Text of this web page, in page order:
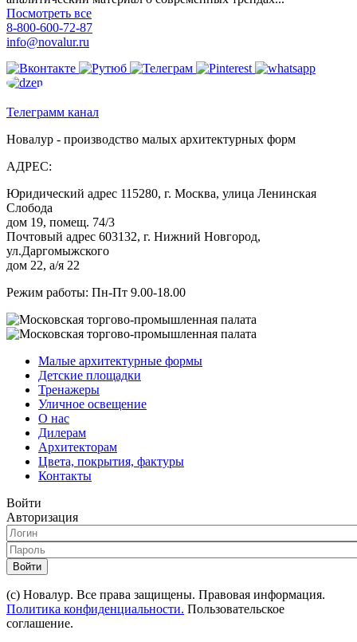
Посмотреть все
8-800-600-72-87
info@novalur.ru
Телеграмм канал
Новалур - производство малых архитектурных форм
АДРЕС:
Юридический адрес 115280, г. Москва, улица Ленинская
Слобода
дом 19, помещ. 74/3
Почтовый адрес 603132, г. Нижний Новгород,
ул.Даргомыжского
дом 22, а/я 22
Режим работы: Пн-Пт 9.00-18.00
Малые архитектурные формы
Детские площадки
Тренажеры
Уличное освещение
О нас
Дилерам
Архитекторам
Цвета, покрытия, фактуры
Контакты
Войти
Авторизация
Войти
(с) Новалур. Все права защищены. Правовая информация.
Политика конфиденциальности. Пользовательское
соглашение.